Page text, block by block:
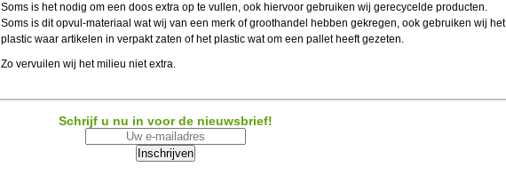
Soms is het nodig om een doos extra op te vullen, ook hiervoor gebruiken wij gerecycelde producten.
Soms is dit opvul-materiaal wat wij van een merk of groothandel hebben gekregen, ook gebruiken wij het
plastic waar artikelen in verpakt zaten of het plastic wat om een pallet heeft gezeten.
Zo vervuilen wij het milieu niet extra.
Schrijf u nu in voor de nieuwsbrief!
Inschrijven